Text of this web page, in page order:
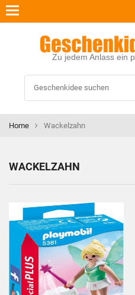
Zu jedem Anlass ein
Toggle
navigation
Home Wackelzahn
WACKELZAHN